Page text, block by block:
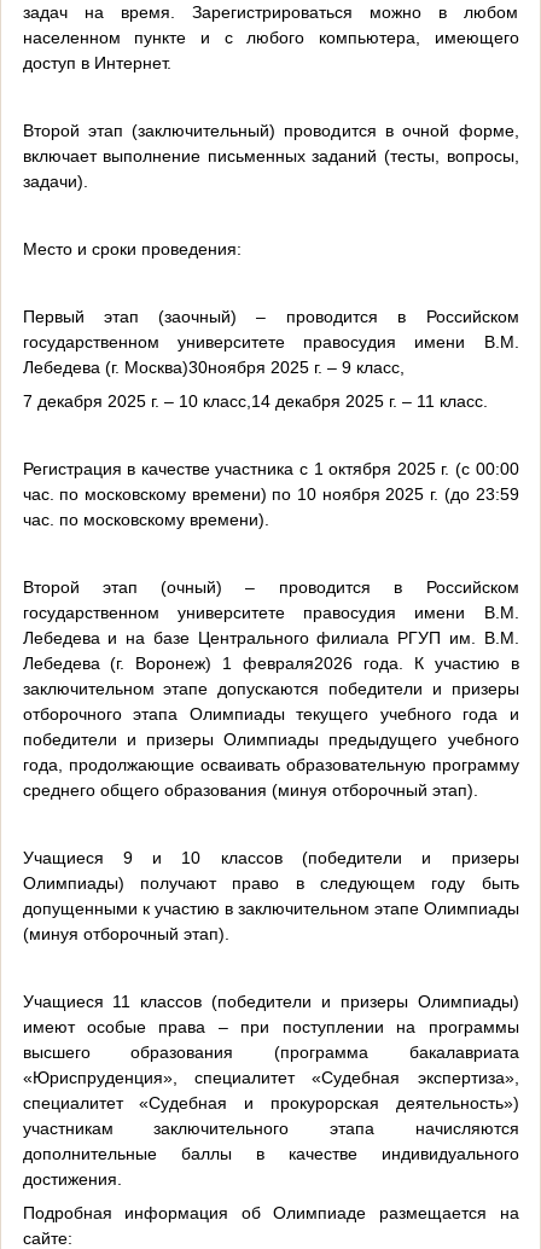
задач на время. Зарегистрироваться можно в любом
населенном пункте и с любого компьютера, имеющего
доступ в Интернет.
Второй этап (заключительный) проводится в очной форме,
включает выполнение письменных заданий (тесты, вопросы,
задачи).
Место и сроки проведения:
Первый этап (заочный) – проводится в Российском
государственном университете правосудия имени В.М.
Лебедева (г. Москва)30ноября 2025 г. – 9 класс,
7 декабря 2025 г. – 10 класс,14 декабря 2025 г. – 11 класс.
Регистрация в качестве участника с 1 октября 2025 г. (с 00:00
час. по московскому времени) по 10 ноября 2025 г. (до 23:59
час. по московскому времени).
Второй этап (очный) – проводится в Российском
государственном университете правосудия имени В.М.
Лебедева и на базе Центрального филиала РГУП им. В.М.
Лебедева (г. Воронеж) 1 февраля2026 года. К участию в
заключительном этапе допускаются победители и призеры
отборочного этапа Олимпиады текущего учебного года и
победители и призеры Олимпиады предыдущего учебного
года, продолжающие осваивать образовательную программу
среднего общего образования (минуя отборочный этап).
Учащиеся 9 и 10 классов (победители и призеры
Олимпиады) получают право в следующем году быть
допущенными к участию в заключительном этапе Олимпиады
(минуя отборочный этап).
Учащиеся 11 классов (победители и призеры Олимпиады)
имеют особые права – при поступлении на программы
высшего образования (программа бакалавриата
«Юриспруденция», специалитет «Судебная экспертиза»,
специалитет «Судебная и прокурорская деятельность»)
участникам заключительного этапа начисляются
дополнительные баллы в качестве индивидуального
достижения.
Подробная информация об Олимпиаде размещается на
сайте: